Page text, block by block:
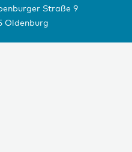
Straße 9
Oldenburg